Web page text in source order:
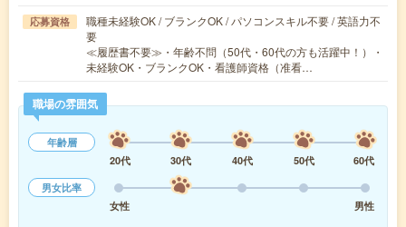
応募資格
職種未経験OK / ブランクOK / パソコンスキル不要 / 英語力不
要
≪履歴書不要≫・年齢不問（50代・60代の方も活躍中！）・
未経験OK・ブランクOK・看護師資格（准看…
職場の雰囲気
年齢層
20代
30代 40代 50代
60代
男女比率
女性
男性